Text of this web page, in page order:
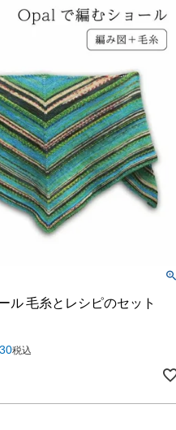
ル 毛糸とレシピのセット
税込